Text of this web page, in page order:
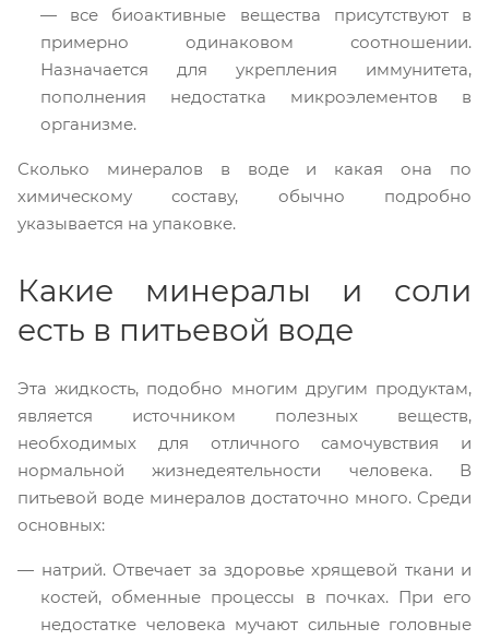
— все биоактивные вещества присутствуют в
примерно одинаковом соотношении.
Назначается для укрепления иммунитета,
пополнения недостатка микроэлементов в
организме.
Сколько минералов в воде и какая она по
химическому составу, обычно подробно
указывается на упаковке.
Какие минералы и соли
есть в питьевой воде
Эта жидкость, подобно многим другим продуктам,
является источником полезных веществ,
необходимых для отличного самочувствия и
нормальной жизнедеятельности человека. В
питьевой воде минералов достаточно много. Среди
основных:
натрий. Отвечает за здоровье хрящевой ткани и
костей, обменные процессы в почках. При его
недостатке человека мучают сильные головные